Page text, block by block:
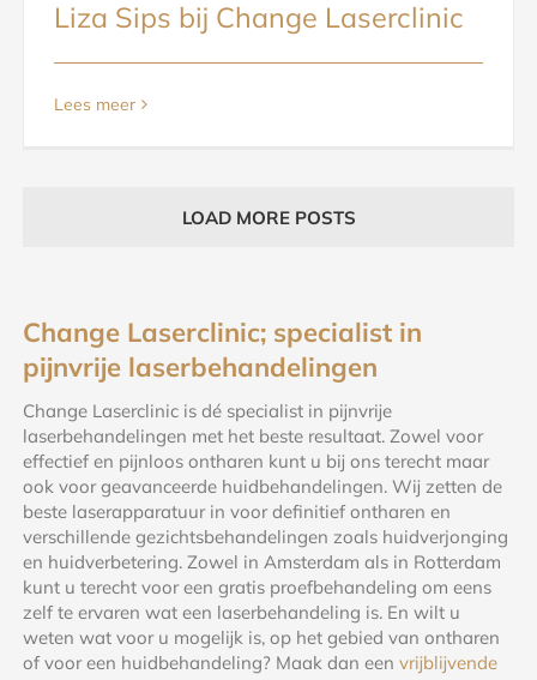
Liza Sips bij Change Laserclinic
Lees meer
LOAD MORE POSTS
Change Laserclinic; specialist in
pijnvrije laserbehandelingen
Change Laserclinic is dé specialist in pijnvrije
laserbehandelingen met het beste resultaat. Zowel voor
effectief en pijnloos ontharen kunt u bij ons terecht maar
ook voor geavanceerde huidbehandelingen. Wij zetten de
beste laserapparatuur in voor definitief ontharen en
verschillende gezichtsbehandelingen zoals huidverjonging
en huidverbetering. Zowel in Amsterdam als in Rotterdam
kunt u terecht voor een gratis proefbehandeling om eens
zelf te ervaren wat een laserbehandeling is. En wilt u
weten wat voor u mogelijk is, op het gebied van ontharen
of voor een huidbehandeling? Maak dan eenvrijblijvende